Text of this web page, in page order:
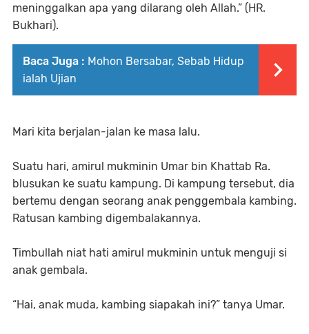
meninggalkan apa yang dilarang oleh Allah.” (HR.
Bukhari).
Baca Juga : Mohon Bersabar, Sebab Hidup
ialah Ujian
Mari kita berjalan-jalan ke masa lalu.
Suatu hari, amirul mukminin Umar bin Khattab Ra.
blusukan ke suatu kampung. Di kampung tersebut, dia
bertemu dengan seorang anak penggembala kambing.
Ratusan kambing digembalakannya.
Timbullah niat hati amirul mukminin untuk menguji si
anak gembala.
“Hai, anak muda, kambing siapakah ini?” tanya Umar.